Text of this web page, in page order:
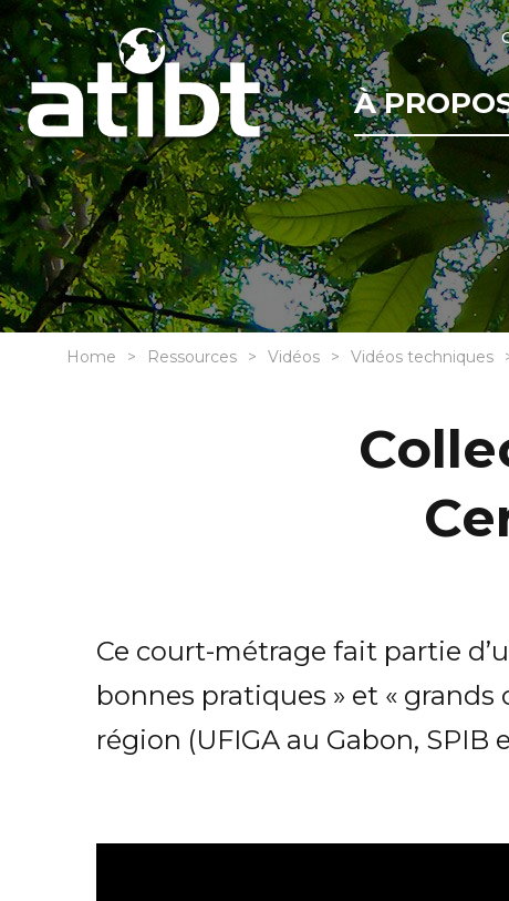
À
Home Ressources Vidéos Vidéos techniques
Ce court-métrage fait partie
bonnes pratiques » et «
région (UFIGA au Gabon, SPIB